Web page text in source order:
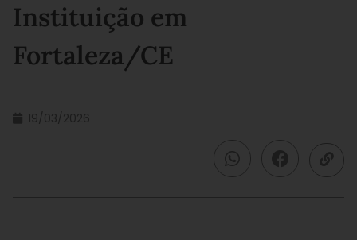
Instituição em
Fortaleza/CE
19/03/2026